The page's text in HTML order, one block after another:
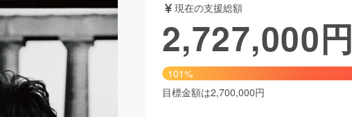
舞台・パフォーマンス
フード・飲食店 ファッション
現在の支援総額
2,727,000円
101%
目標金額は2,700,000円